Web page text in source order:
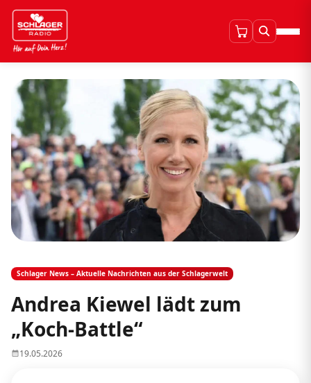
Schlager News – Aktuelle Nachrichten aus der Schlagerwelt
Andrea Kiewel lädt zum
„Koch-Battle“
19.05.2026